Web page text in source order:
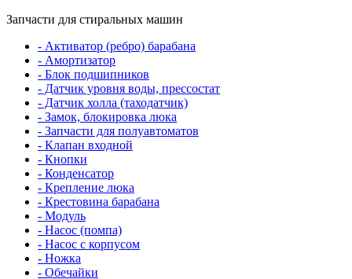
Запчасти для стиральных машин
- Активатор (ребро) барабана
- Амортизатор
- Блок подшипников
- Датчик уровня воды, прессостат
- Датчик холла (таходатчик)
- Замок, блокировка люка
- Запчасти для полуавтоматов
- Клапан входной
- Кнопки
- Конденсатор
- Крепление люка
- Крестовина барабана
- Модуль
- Насос (помпа)
- Насос c корпусом
- Ножка
- Обечайки